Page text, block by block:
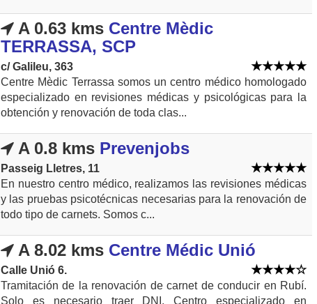
A 0.63 kms Centre Mèdic
TERRASSA, SCP
c/ Galileu, 363
Centre Mèdic Terrassa somos un centro médico homologado
especializado en revisiones médicas y psicológicas para la
obtención y renovación de toda clas...
A 0.8 kms Prevenjobs
Passeig Lletres, 11
En nuestro centro médico, realizamos las revisiones médicas
y las pruebas psicotécnicas necesarias para la renovación de
todo tipo de carnets. Somos c...
A 8.02 kms Centre Médic Unió
Calle Unió 6.
Tramitación de la renovación de carnet de conducir en Rubí.
Solo es necesario traer DNI. Centro especializado en